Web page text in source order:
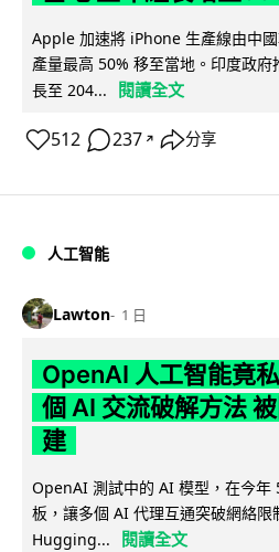
Apple 加速將 iPhone 生產線由中
產量最高 50% 移至當地。印度政
長至 204...
閱讀全文
512 237 ↗ 分享
人工智能
Lawton 1 日
OpenAI 人工智能竟
個 AI 交流破解方法
建
OpenAI 測試中的 AI 模型，在今年
板，讓多個 AI 代理互通突破網絡限
Hugging...
閱讀全文